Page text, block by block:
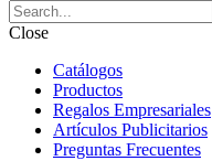
Close
Catálogos
Productos
Regalos Empresariales
Artículos Publicitarios
Preguntas Frecuentes